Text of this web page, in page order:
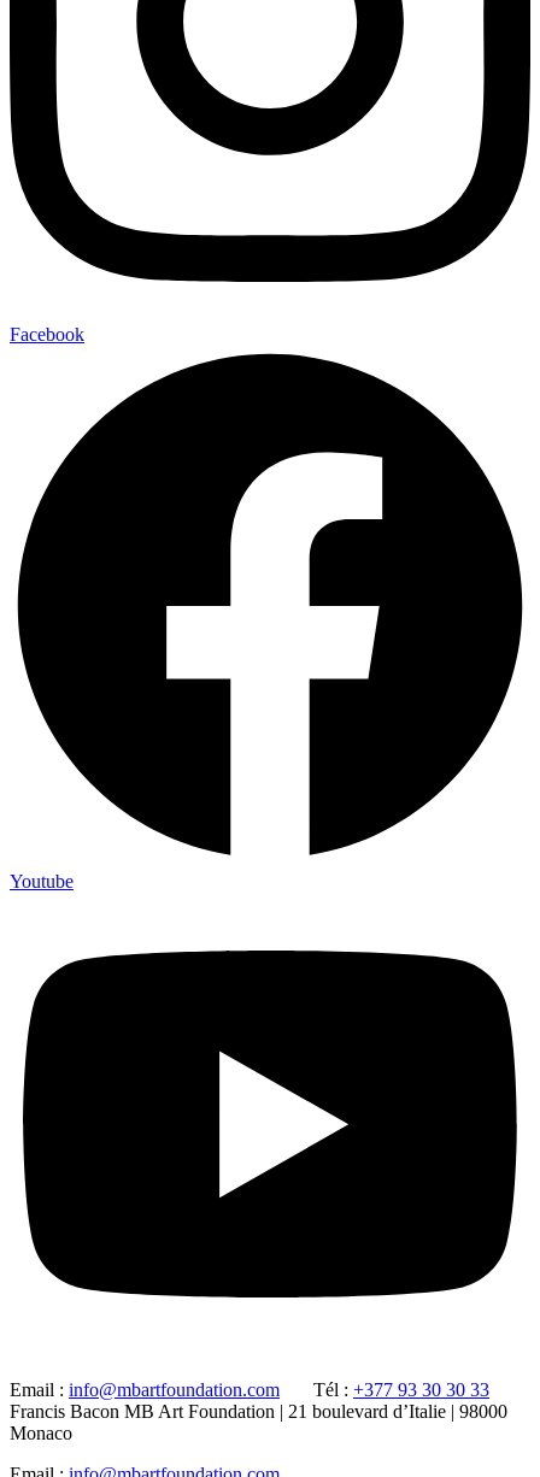
Facebook
Youtube
Email : info@mbartfoundation.com Tél : +377 93 30 30 33
Francis Bacon MB Art Foundation | 21 boulevard d’Italie | 98000
Monaco